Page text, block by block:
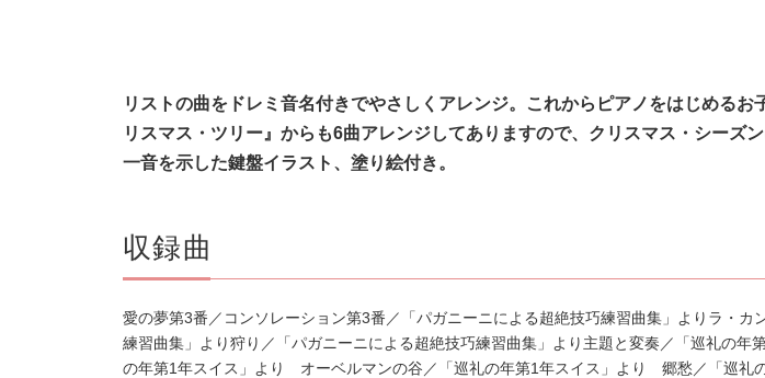
リストの曲をドレミ音名付きでやさしくアレンジ。これからピアノをはじめるお
リスマス・ツリー』からも6曲アレンジしてありますので、クリスマス・シーズ
一音を示した鍵盤イラスト、塗り絵付き。
収録曲
愛の夢第3番／コンソレーション第3番／「パガニーニによる超絶技巧練習曲集」よりラ・カ
練習曲集」より狩り／「パガニーニによる超絶技巧練習曲集」より主題と変奏／「巡礼の
の年第1年スイス」より オーベルマンの谷／「巡礼の年第1年スイス」より 郷愁／「巡礼